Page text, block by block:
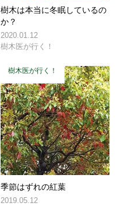
樹木は本当に冬眠しているの
か？
2020.01.12
樹木医が行く！
樹木医が行く！
季節はずれの紅葉
2019.05.12